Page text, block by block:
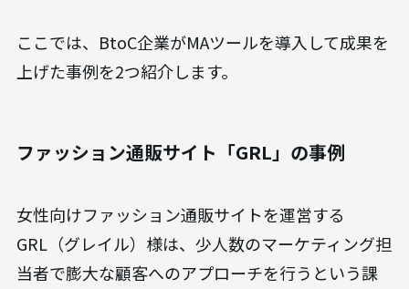
ここでは、BtoC企業がMAツールを導入して成果を
上げた事例を2つ紹介します。
ファッション通販サイト「GRL」の事例
女性向けファッション通販サイトを運営する
GRL（グレイル）様は、少人数のマーケティング担
当者で膨大な顧客へのアプローチを行うという課